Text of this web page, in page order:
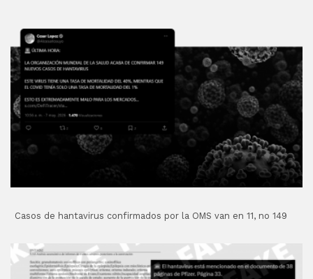
Casos de hantavirus confirmados por la OMS van en 11, no 149